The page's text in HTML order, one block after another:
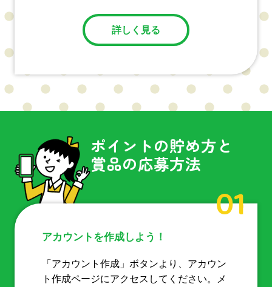
詳しく見る
ポイントの貯め方と
賞品の応募方法
01
アカウントを作成しよう！
「アカウント作成」ボタンより、アカウン
ト作成ページにアクセスしてください。メ